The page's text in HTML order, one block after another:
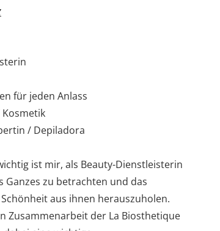
für jeden Anlass
/ Depiladora
ist mir, als Beauty-Dienstleisterin
Ganzes zu betrachten und das
aus ihnen herauszuholen.
Zusammenarbeit der La Biosthetique